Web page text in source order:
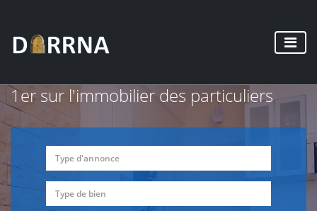
1er sur l'immobilier des particuliers
Type d'annonce
Type de bien